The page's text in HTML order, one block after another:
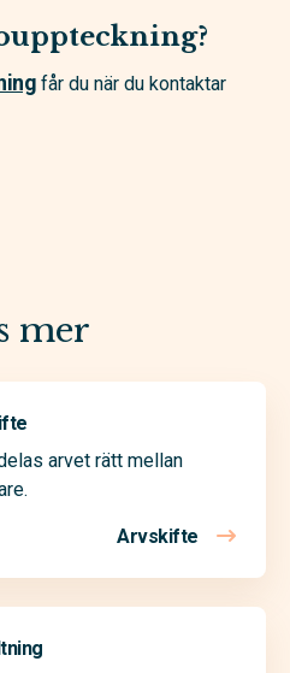
får du när du kontaktar
mer
arvet rätt mellan
Arvskifte